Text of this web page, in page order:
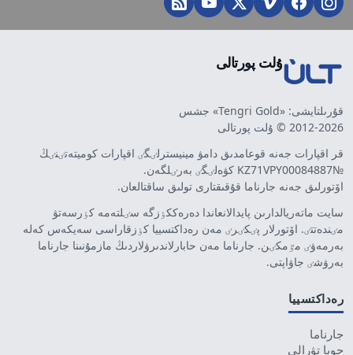
ۇلت پورتالى
قۇرىلتايشى: «Tengri Gold» جشس
2012-2026 © ۇلت پورتالى
قر اقپارات جەنە قوعامدىق دامۋ مينيسترلٸگٸ اقپارات كوميتەتٸنٸڭ
№KZ71VPY00084887 كۋەلٸگٸ بەرٸلگەن.
اۆتورلىق جەنە جارناما قۇقىقتارى تولىق ساقتالعان.
سايت ماتەريالدارىن پايدالانعاندا دەرەككٶزگە سٸلتەمە كٶرسەتۋ
مٸندەتتٸ. اۆتورلار پٸكٸرٸ مەن رەداكتسييا كٶزقاراسى سەيكەس كەلە
بەرمەۋٸ مٷمكٸن. جارناما مەن حابارلاندىرۋلاردىڭ مازمۇنىنا جارناما
بەرۋشٸ جاۋاپتى.
رەداكتسييا
جارناما
جوبا تۋرالى